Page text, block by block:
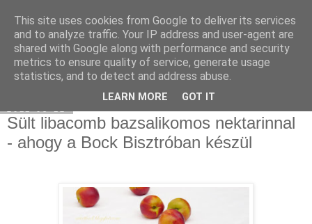
Select food
Sült libacomb bazsalikomos nektarinnal
- ahogy a Bock Bisztróban készül
This site uses cookies from Google to deliver its services
and to analyze traffic. Your IP address and user-agent are
shared with Google along with performance and security
metrics to ensure quality of service, generate usage
statistics, and to detect and address abuse.
LEARN MORE GOT IT